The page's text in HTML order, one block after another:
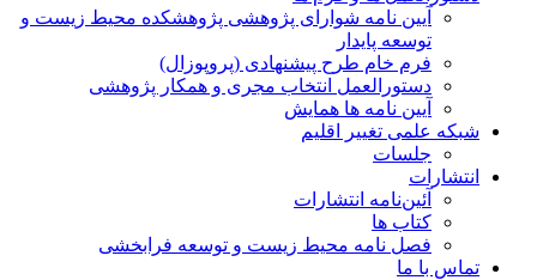
آیین نامه شوارای پژوهشی پژوهشکده محیط زیست و
توسعه پایدار
فرم خام طرح پیشنهادی (پروپوزال)
دستورالعمل انتخاب مجری و همکار پژوهشی
آیین نامه ها همایش
شبکه علمی تغییر اقلیم
جلسات
انتشارات
آئین‌نامه انتشارات
کتاب ها
فصل نامه محیط زیست و توسعه فرابخشی
تماس با ما